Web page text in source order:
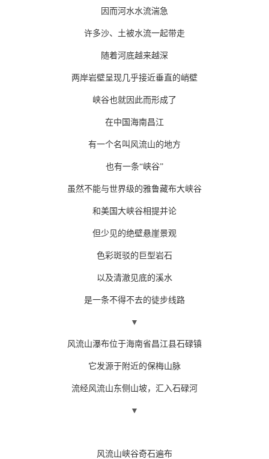
因而河水水流湍急
许多沙、土被水流一起带走
随着河底越来越深
两岸岩壁呈现几乎接近垂直的峭壁
峡谷也就因此而形成了
在中国海南昌江
有一个名叫风流山的地方
也有一条“峡谷”
虽然不能与世界级的雅鲁藏布大峡谷
和美国大峡谷相提并论
但少见的绝壁悬崖景观
色彩斑驳的巨型岩石
以及清澈见底的溪水
是一条不得不去的徒步线路
▼
风流山瀑布位于海南省昌江县石碌镇
它发源于附近的保梅山脉
流经风流山东侧山坡，汇入石碌河
▼
风流山峡谷奇石遍布